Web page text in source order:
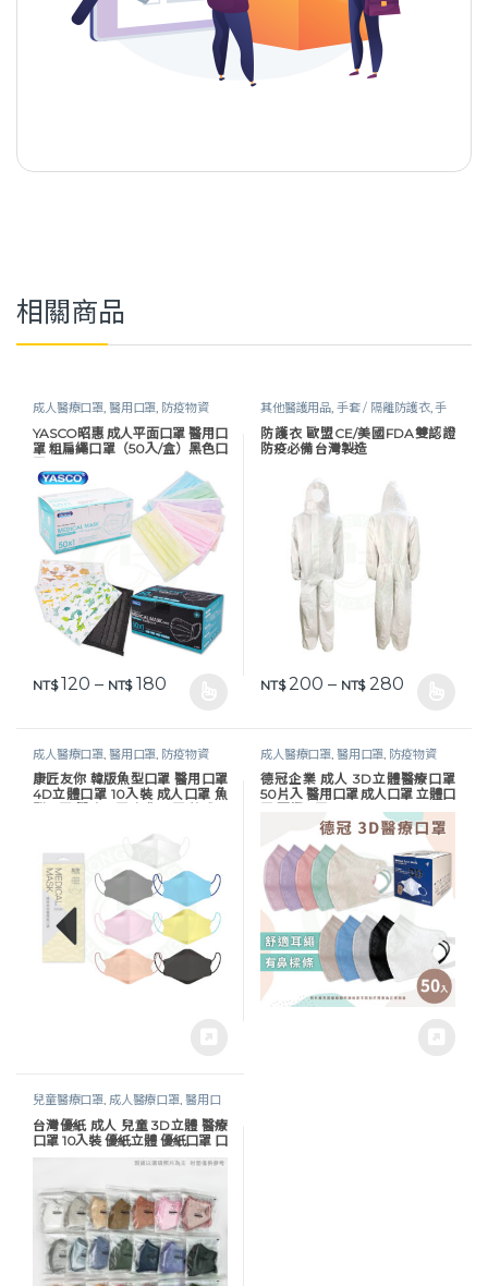
相關商品
成人醫療口罩, 醫用口罩, 防疫物資
YASCO昭惠 成人平面口罩 醫用口
罩 粗扁繩口罩（50入/盒）黑色口
NT$120 – NT$180價格範圍：NT$ 120 到 NT$ 180
其他醫護用品, 手套 / 隔離防護衣,手
套及防護衣,照護耗材,生活保健,醫護
器材,防疫物資,防護衣 / 面罩
防護衣 歐盟CE/美國FDA雙認證
防疫必備 台灣製造
NT$200 – NT$280價格範圍
成人醫療口罩 醫用口罩 防疫物資
康匠友你 韓版魚型口罩 醫用口罩
4D立體口罩 10入裝 成人口罩 魚
成人醫療口罩 醫用口罩 防疫物資
德冠企業 成人 3D立體醫療口罩
50片入 醫用口罩 成人口罩 立體口
兒童醫療口罩, 成人醫療口罩, 醫用口
罩 ,防疫物資
台灣優紙 成人 兒童 3D立體 醫療
口罩 10入裝 優紙立體 優紙口罩 口
罩隨身包 立體口罩 3D口罩